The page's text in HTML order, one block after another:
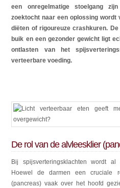
een onregelmatige stoelgang
zoektocht naar een oplossing wordt
diëten of rigoureuze crashkuren.
buik en een gezonder gewicht ligt
ontlasten van het
verteerbare voeding.
De rol van de alvleesklier
Bij spijsverteringsklachten wordt
Hoewel de darmen een cruciale
(pancreas) vaak over het hoofd